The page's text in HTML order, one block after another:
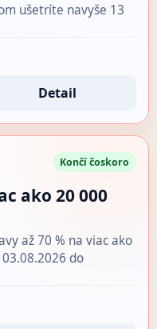
ušetríte navyše 13
Detail
Končí čoskoro
ako 20 000
až 70 % na viac ako
do